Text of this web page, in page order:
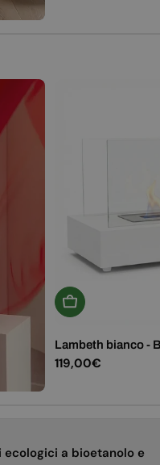
Aggiungi Al
Lambeth bianco -
Prezzo
119,00€
a bioetanolo e